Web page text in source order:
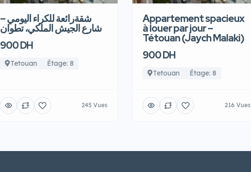
شقةرائعة للكراء اليومي –
شارع الجيش الملكي، تطوان
900 DH
Tetouan Étage: 8
245 Vues
Appartement spacieux
à louer par jour –
Tétouan (Jaych Malaki)
900 DH
Tetouan Étage: 8
216 Vues